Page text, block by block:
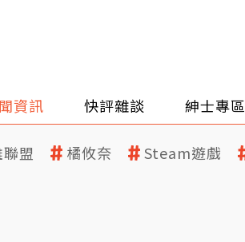
資訊 快評雜談 紳士專區
盟 橘攸奈 Steam遊戲